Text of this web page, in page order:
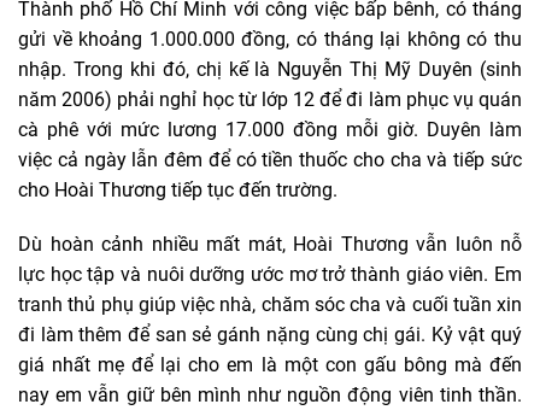
Thành phố Hồ Chí Minh với công việc bấp bênh, có tháng
gửi về khoảng 1.000.000 đồng, có tháng lại không có thu
nhập. Trong khi đó, chị kế là Nguyễn Thị Mỹ Duyên (sinh
năm 2006) phải nghỉ học từ lớp 12 để đi làm phục vụ quán
cà phê với mức lương 17.000 đồng mỗi giờ. Duyên làm
việc cả ngày lẫn đêm để có tiền thuốc cho cha và tiếp sức
cho Hoài Thương tiếp tục đến trường.
Dù hoàn cảnh nhiều mất mát, Hoài Thương vẫn luôn nỗ
lực học tập và nuôi dưỡng ước mơ trở thành giáo viên. Em
tranh thủ phụ giúp việc nhà, chăm sóc cha và cuối tuần xin
đi làm thêm để san sẻ gánh nặng cùng chị gái. Kỷ vật quý
giá nhất mẹ để lại cho em là một con gấu bông mà đến
nay em vẫn giữ bên mình như nguồn động viên tinh thần.